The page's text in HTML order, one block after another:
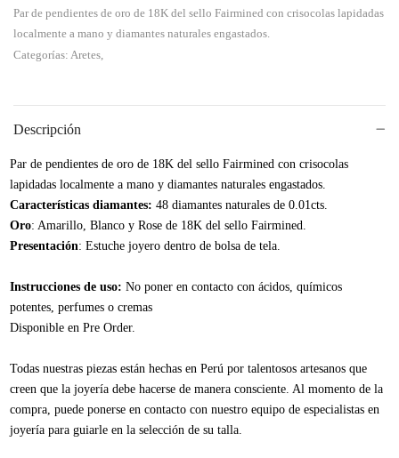
Par de pendientes de oro de 18K del sello Fairmined con crisocolas lapidadas
localmente a mano y diamantes naturales engastados.
Categorías: Aretes,
Descripción
Par de pendientes de oro de 18K del sello Fairmined con crisocolas
lapidadas localmente a mano y diamantes naturales engastados.
Características diamantes:48 diamantes naturales de 0.01cts.
Oro: Amarillo, Blanco y Rose de 18K del sello Fairmined.
Presentación: Estuche joyero dentro de bolsa de tela.
Instrucciones de uso: No poner en contacto con ácidos, químicos
potentes, perfumes o cremas
Disponible en Pre Order.
Todas nuestras piezas están hechas en Perú por talentosos artesanos que
creen que la joyería debe hacerse de manera consciente. Al momento de la
compra, puede ponerse en contacto con nuestro equipo de especialistas en
joyería para guiarle en la selección de su talla.